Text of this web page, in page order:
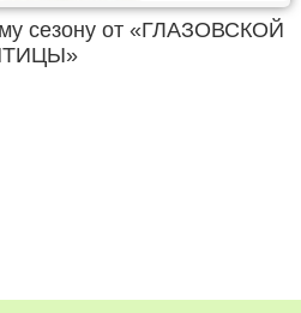
сезону от «ГЛАЗОВСКОЙ